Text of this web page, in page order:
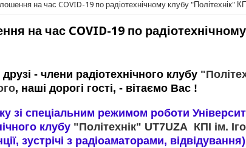
на час COVID-19 по радіотехнічному клубу "Політехнік"
на час COVID-19 по
друзі - члени радіотехнічного клубу
, наші дорогі гості, - вітаємо Вас !
зі спеціальним режимом роботи
клубу "Політехнік" UT7UZA КПІ ім.
зустрічі з радіоаматорами,